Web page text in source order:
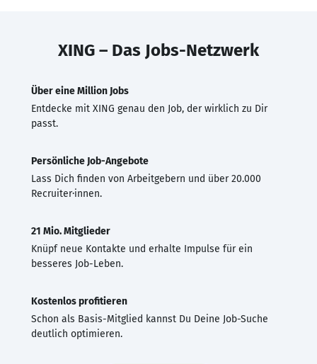
XING – Das Jobs-Netzwerk
Über eine Million Jobs
Entdecke mit XING genau den Job, der wirklich zu Dir
passt.
Persönliche Job-Angebote
Lass Dich finden von Arbeitgebern und über 20.000
Recruiter·innen.
21 Mio. Mitglieder
Knüpf neue Kontakte und erhalte Impulse für ein
besseres Job-Leben.
Kostenlos profitieren
Schon als Basis-Mitglied kannst Du Deine Job-Suche
deutlich optimieren.